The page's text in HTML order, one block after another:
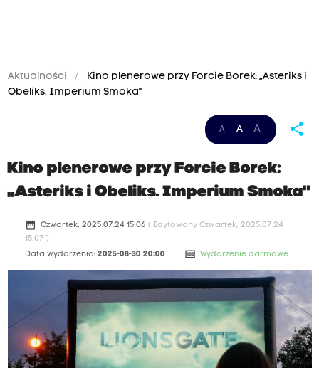
Aktualności
Kino plenerowe przy Forcie Borek: „Asteriks i
Obeliks. Imperium Smoka"
A A A share
Kino plenerowe przy Forcie Borek:
„Asteriks i Obeliks. Imperium Smoka"
date_range Czwartek, 2025.07.24 15:06 ( Edytowany Czwartek, 2025.07.24
15:07 )
Data wydarzenia: 2025-08-30 20:00 money Wydarzenie darmowe